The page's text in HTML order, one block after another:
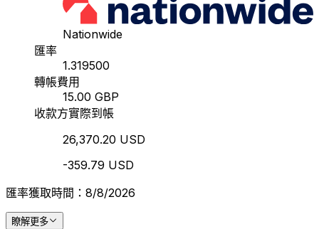
Nationwide
匯率
1.319500
轉帳費用
15.00 GBP
收款方實際到帳
26,370.20 USD
-359.79 USD
匯率獲取時間：8/8/2026
瞭解更多